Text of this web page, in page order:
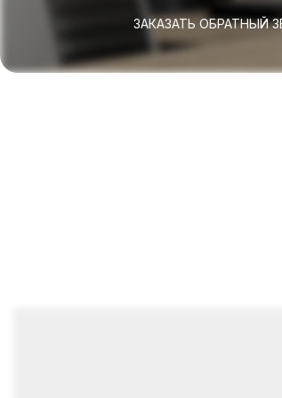
ЗАКАЗАТЬ ОБРАТНЫЙ